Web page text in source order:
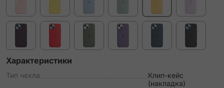
Характеристики
Тип чехла
Клип-кейс
(накладка)